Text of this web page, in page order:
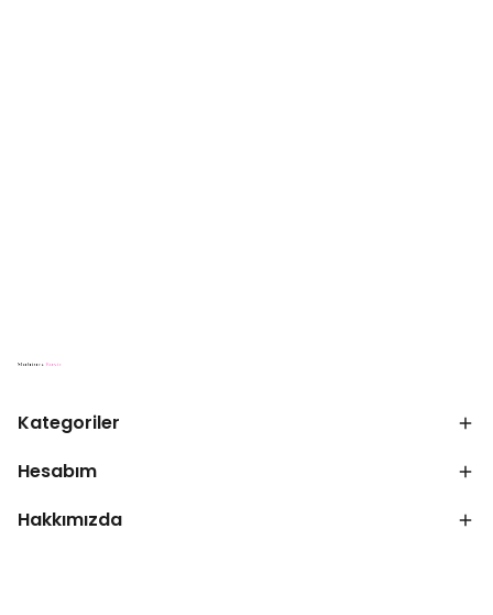
Kategoriler
Hesabım
Hakkımızda